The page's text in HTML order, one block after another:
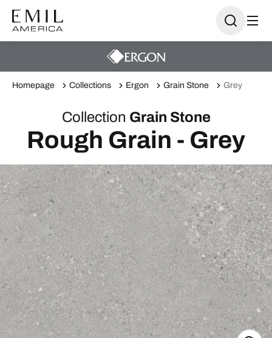
Homepage Collections Ergon Grain Stone Grey
Collection Grain Stone
Rough Grain - Grey